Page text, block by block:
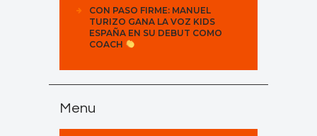
CON PASO FIRME: MANUEL
TURIZO GANA LA VOZ KIDS
ESPAÑA EN SU DEBUT COMO
COACH
Menu